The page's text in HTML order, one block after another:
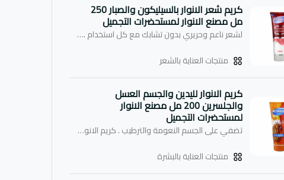
كريم شعر الانوار بالسيليكون والصبار 250
مل مصنع الانوار لمستحضرات التجميل
لشعر ناعم وحريري بدون تشابك مع كل استخدام . الانوار مصفف الشعر ذو التركيبة الجديدة والمحتوي على خلاصة الصبار والسيليكون قد تم تعزيزه ببلسم مرطب للشعر ، لاستعادة الحيوية المفقودة وذلك في تركيبة متفوقة وبدون اثر دهني على الشعر .
منتجات العناية بالشعر
كريم الانوار لليدين والجسم العسل
والجلسرين 200 مل مصنع الانوار
لمستحضرات التجميل
تضفي على الجسم النعومة والترطيب . كريم الانوار لليدين والجسم بالعسل والجلسرين صمم خصيصاً لاحتياجات البشرة الجافة والمشققة ، ان التركيبة الفعالة مع العسل والجلسرين تساعد على مرونة البشرة وتساعد على تجديد الخلايا وتوازن الرطوبة في الجلد واعادة الحيوية للبشرة .
منتجات العناية بالبشرة